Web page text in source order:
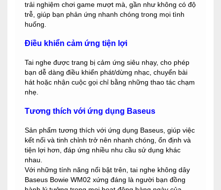
trải nghiệm chơi game mượt mà, gần như không có độ
trễ, giúp bạn phản ứng nhanh chóng trong mọi tình
huống.
Điều khiển cảm ứng tiện lợi
Tai nghe được trang bị cảm ứng siêu nhạy, cho phép
bạn dễ dàng điều khiển phát/dừng nhạc, chuyển bài
hát hoặc nhận cuộc gọi chỉ bằng những thao tác chạm
nhẹ.
Tương thích với ứng dụng Baseus
Sản phẩm tương thích với ứng dụng Baseus, giúp việc
kết nối và tinh chỉnh trở nên nhanh chóng, ổn định và
tiện lợi hơn, đáp ứng nhiều nhu cầu sử dụng khác
nhau.
Với những tính năng nổi bật trên, tai nghe không dây
Baseus Bowie WM02 xứng đáng là người bạn đồng